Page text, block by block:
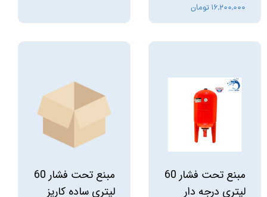
۱۶,۲۰۰,۰۰۰ تومان
مبنع تحت فشار 60
لیتری درجه دار
مبنع تحت فشار 60
لیتری ساده کاریز